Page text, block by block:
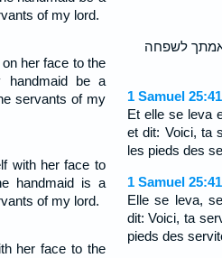
of my lord.
her face to the
handmaid be a
servants of my
with her face to
handmaid is a
of my lord.
her face to the
לשפחה
1 Samuel
Et elle se leva
et dit: Voici, ta
les pieds des
1 Samuel
Elle se leva,
dit: Voici, ta
pieds des